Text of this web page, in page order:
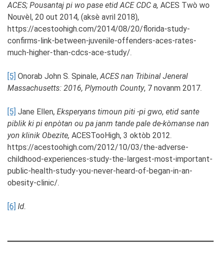
ACES; Pousantaj pi wo pase etid ACE CDC a, ACES Twò wo
Nouvèl, 20 out 2014, (aksè avril 2018),
https://acestoohigh.com/2014/08/20/florida-study-
confirms-link-between-juvenile-offenders-aces-rates-
much-higher-than-cdcs-ace-study/.
[5] Onorab John S. Spinale,ACES nan Tribinal Jeneral
Massachusetts: 2016, Plymouth County, 7 novanm 2017.
[5] Jane Ellen, Eksperyans timoun piti -pi gwo, etid sante
piblik ki pi enpòtan ou pa janm tande pale de-kòmanse nan
yon klinik Obezite, ACESTooHigh, 3 oktòb 2012.
https://acestoohigh.com/2012/10/03/the-adverse-
childhood-experiences-study-the-largest-most-important-
public-health-study-you-never-heard-of-began-in-an-
obesity-clinic/.
[6] Id.